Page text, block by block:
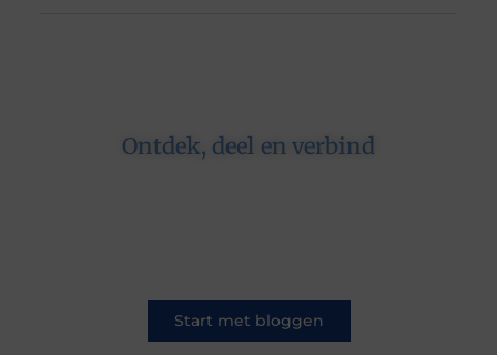
Ontdek, deel en verbind
Start met bloggen